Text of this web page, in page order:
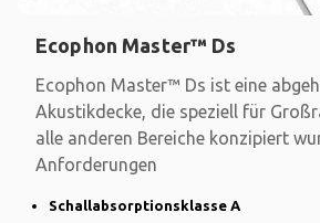
Ecophon Master™ Ds
Ecophon Master™ Ds ist eine
Akustikdecke, die speziell für
alle anderen Bereiche konzipiert
Anforderungen
Schallabsorptionsklasse A